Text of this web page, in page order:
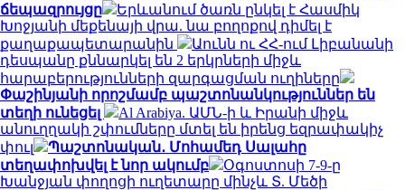
ճեպազրույցը
Երևանում ծառն ընկել է Հասմիկ
Խոջյանի մեքենայի վրա. նա բողոքով դիմել է
քաղաքապետարանին
Աունն ու ՀՀ-ում Լիբանանի
դեսպանը քննարկել են 2 երկրների միջև
հարաբերությունների զարգացման ուղիները
Փաշինյանի որոշմամբ պաշտոնանկություններ են
տեղի ունեցել
Al Arabiya. ԱՄՆ-ի և Իրանի միջև
անուղղակի շփումները մտել են իրենց եզրափակիչ
փուլ
Պաշտոնական․ Մոհամեդ Սալահը
տեղափոխվել է նոր ակումբ
Օգոստոսի 7-9-ը
Խանջյան փողոցի ուղետարը մինչև Տ. Մեծի